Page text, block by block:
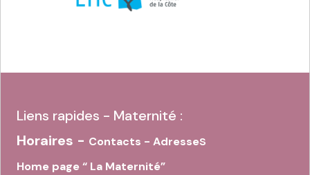
Liens rapides - Maternité :
Horaires - Contacts - Adresses
Home page “ La Maternité”